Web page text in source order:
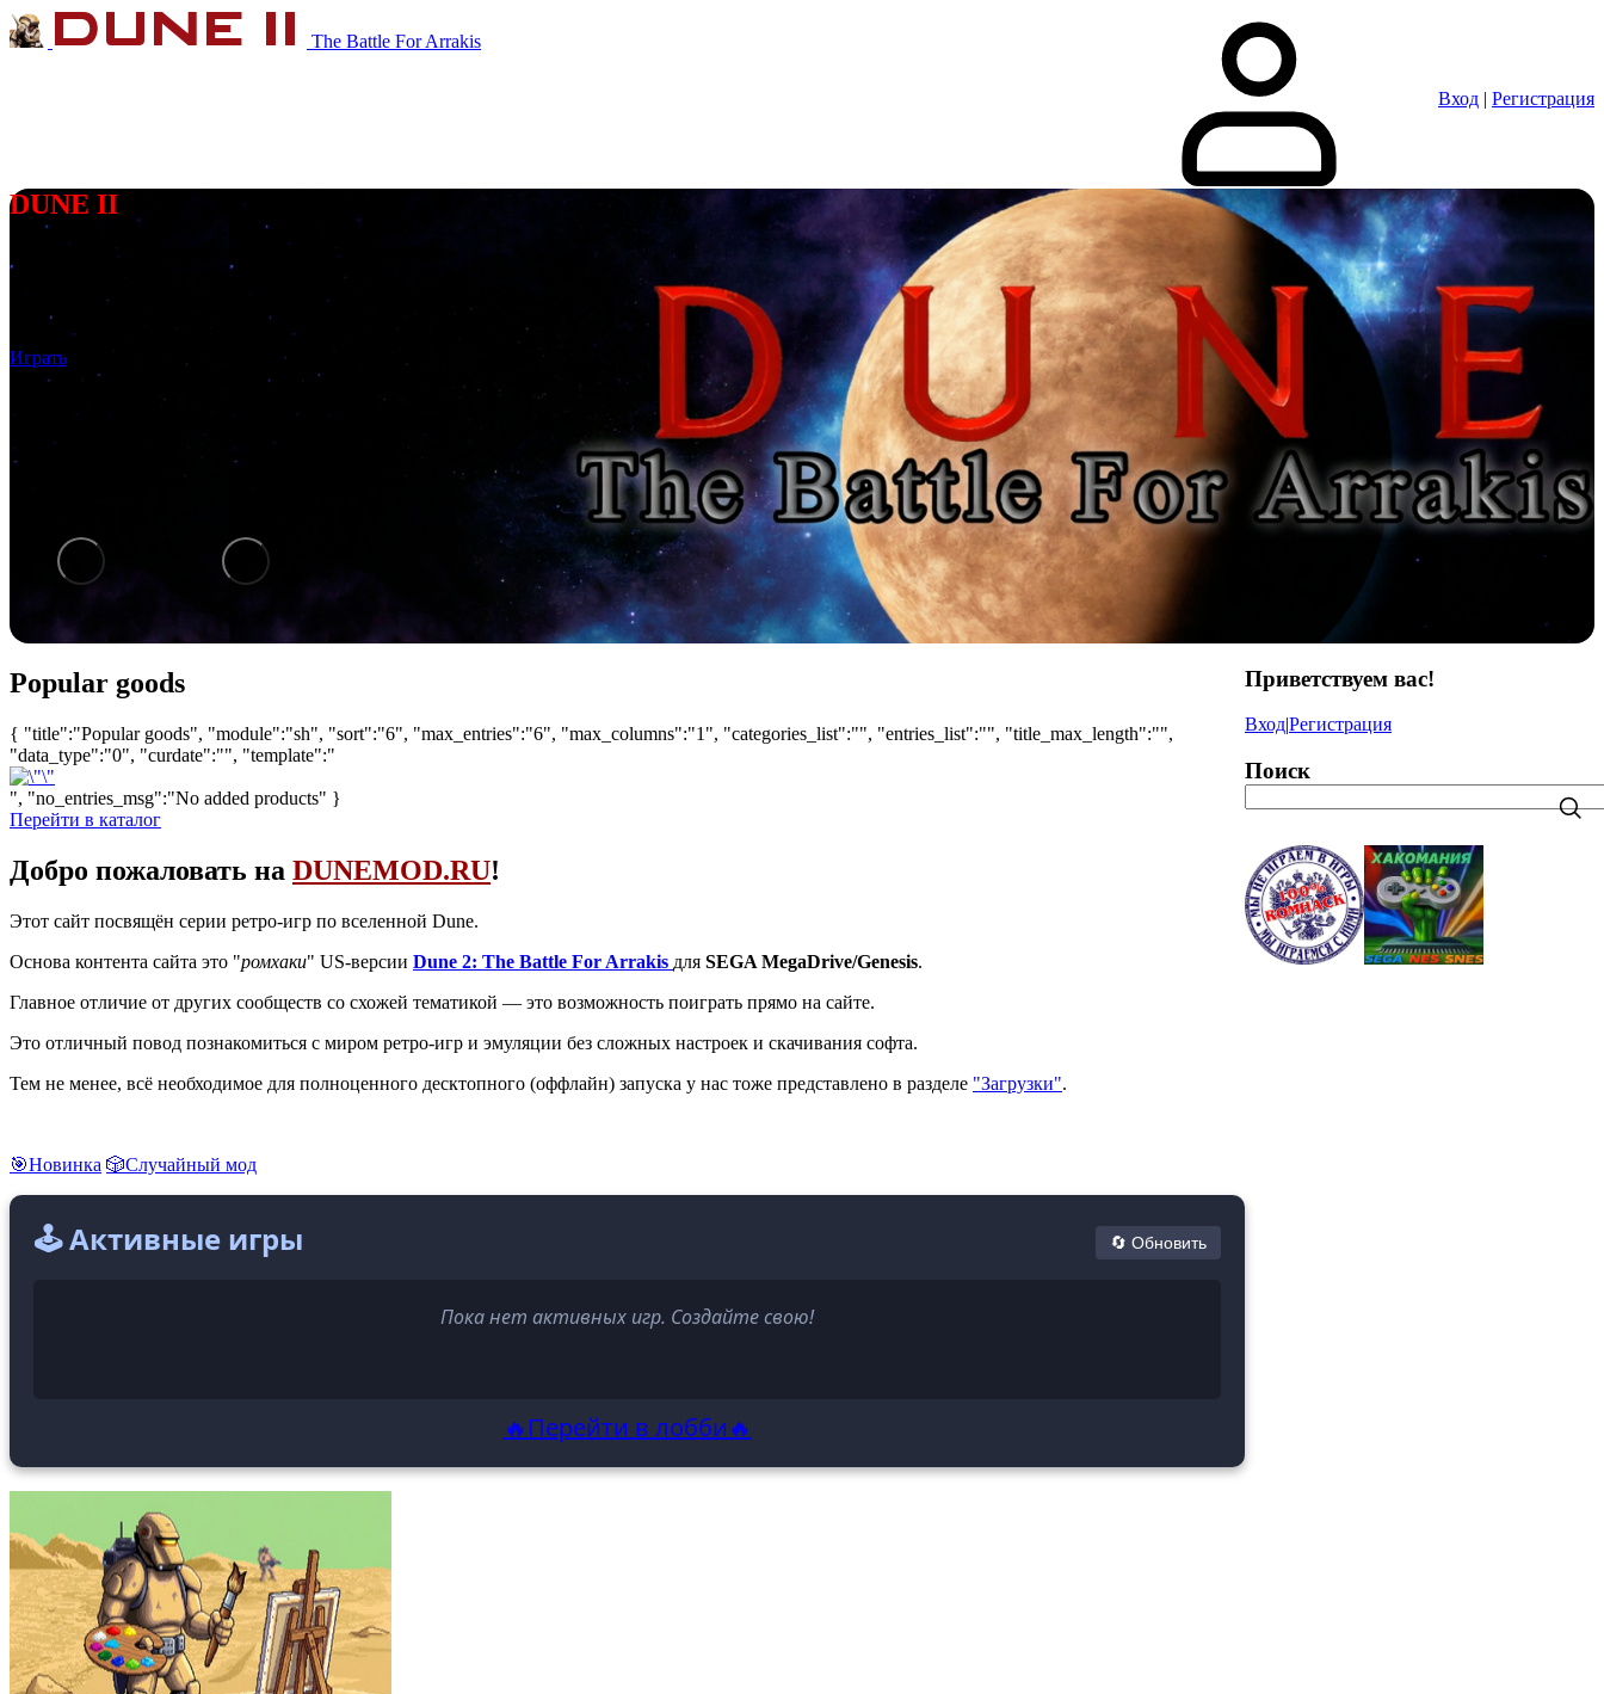
The Battle For Arrakis
Вход | Регистрация
DUNE II
Далёкая планета Арракис обладает ценным веществом —
спайсом, сокращающим космические полёты.
Борются за владение планетой три Великих Дома
Ландсраада:
Ордосы
Играть
Popular goods
{ "title":"Popular goods", "module":"sh", "sort":"6", "max_entries":"6", "max_columns":"1", "categories_list":"", "entries_list":"", "title_max_length":"",
"data_type":"0", "curdate":"", "template":"
", "no_entries_msg":"No added products" }
Перейти в каталог
Добро пожаловать на DUNEMOD.RU!
Этот сайт посвящён серии ретро-игр по вселенной Dune.
Основа контента сайта это "ромхаки" US-версии Dune 2: The Battle For Arrakis для SEGA MegaDrive/Genesis.
Главное отличие от других сообществ со схожей тематикой — это возможность поиграть прямо на сайте.
Это отличный повод познакомиться с миром ретро-игр и эмуляции без сложных настроек и скачивания софта.
Тем не менее, всё необходимое для полноценного десктопного (оффлайн) запуска у нас тоже представлено в разделе "Загрузки".
🎯Новинка 🎲Случайный мод
🕹️ Активные игры 🔄 Обновить
Пока нет активных игр. Создайте свою!
🔥Перейти в лобби🔥
Приветствуем вас!
Вход|Регистрация
Поиск